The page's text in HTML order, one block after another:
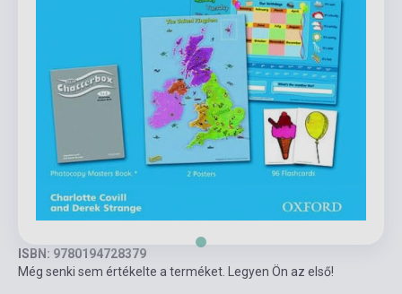
ISBN: 9780194728379
Még senki sem értékelte a terméket. Legyen Ön az első!